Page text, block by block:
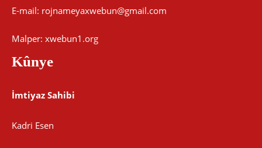
E-mail: rojnameyaxwebun@gmail.com
Malper: xwebun1.org
Kûnye
İmtiyaz Sahibi
Kadri Esen